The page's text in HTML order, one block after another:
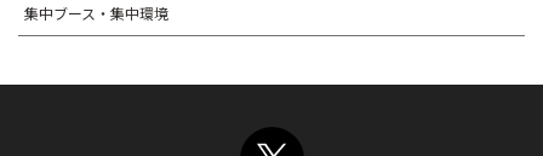
集中ブース・集中環境